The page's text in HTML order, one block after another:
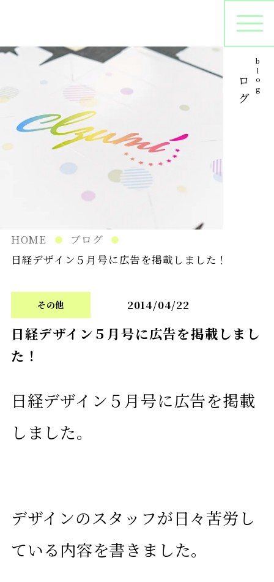
プリントサンプル
在庫管理
ブログblog
HOME
ブログ
日経デザイン５月号に広告を掲載しました！
その他 2014/04/22
日経デザイン５月号に広告を掲載しまし
た！
日経デザイン５月号に広告を掲載
しました。
デザインのスタッフが日々苦労し
ている内容を書きました。